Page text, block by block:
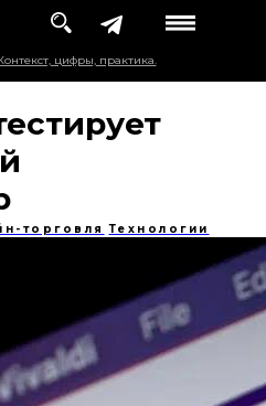
цифры, практика.
торговля Технологии